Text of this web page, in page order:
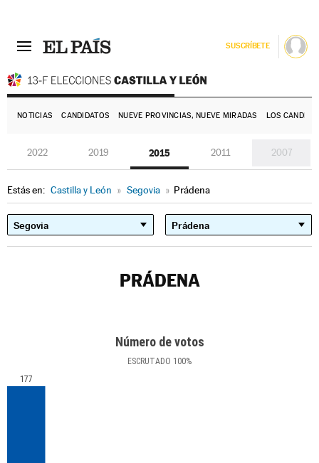
SUSCRÍBETE
NOTICIAS CANDIDATOS NUEVE PROVINCIAS, NUEVE MIRADAS LOS
2022 2019 2015 2011 2007
Estás en: Castilla y León » Segovia » Prádena
PRÁDENA
Número de votos
ESCRUTADO 100%
177